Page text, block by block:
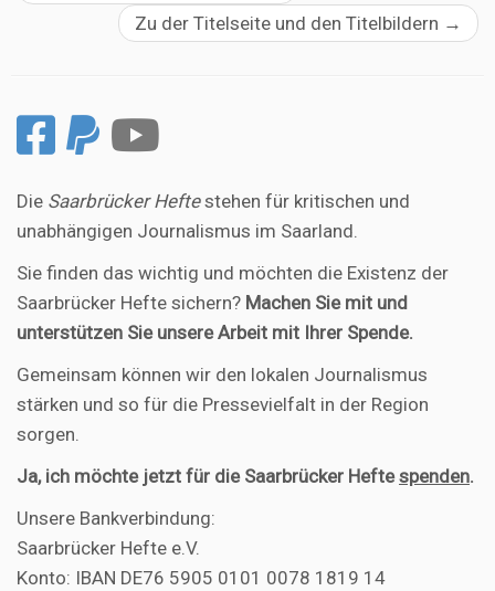
Zu der Titelseite und den Titelbildern →
Die Saarbrücker Heftestehen für kritischen und
unabhängigen Journalismus im Saarland.
Sie finden das wichtig und möchten die Existenz der
Saarbrücker Hefte sichern? Machen Sie mit und
unterstützen Sie unsere Arbeit mit Ihrer Spende.
Gemeinsam können wir den lokalen Journalismus
stärken und so für die Pressevielfalt in der Region
sorgen.
Ja, ich möchte jetzt für die Saarbrücker Heftespenden.
Unsere Bankverbindung:
Saarbrücker Hefte e.V.
Konto: IBAN DE76 5905 0101 0078 1819 14